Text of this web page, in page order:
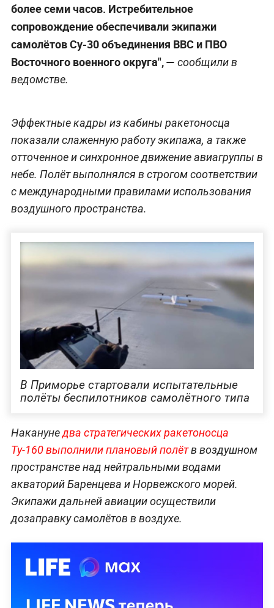
более семи часов. Истребительное
сопровождение обеспечивали экипажи
самолётов Су-30 объединения ВВС и ПВО
Восточного военного округа", — сообщили в
ведомстве.
Эффектные кадры из кабины ракетоносца
показали слаженную работу экипажа, а также
отточенное и синхронное движение авиагруппы в
небе. Полёт выполнялся в строгом соответствии
с международными правилами использования
воздушного пространства.
В Приморье стартовали испытательные
полёты беспилотников самолётного типа
Наканунедва стратегических ракетоносца
Ту-160 выполнили плановый полётв воздушном
пространстве над нейтральными водами
акваторий Баренцева и Норвежского морей.
Экипажи дальней авиации осуществили
дозаправку самолётов в воздухе.